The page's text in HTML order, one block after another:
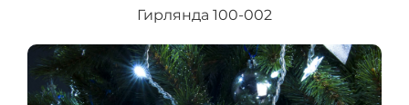
Гирлянда 100-002